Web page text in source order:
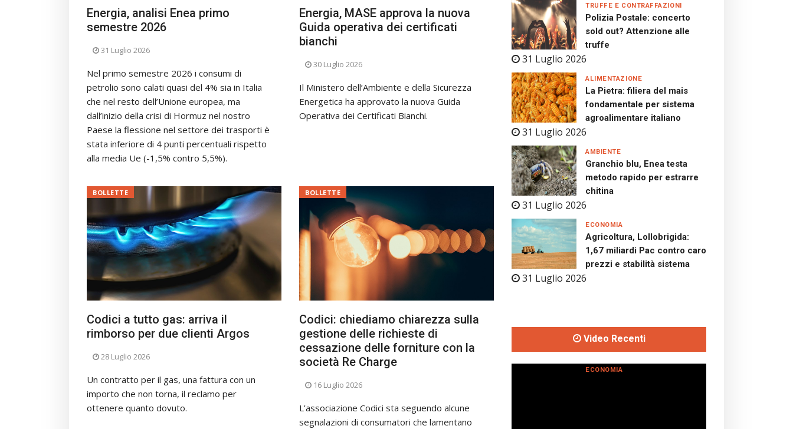
Energia, analisi Enea primo
semestre 2026
31 Luglio 2026
Nel primo semestre 2026 i consumi di
petrolio sono calati quasi del 4% sia in Italia
che nel resto dell’Unione europea, ma
dall’inizio della crisi di Hormuz nel nostro
Paese la flessione nel settore dei trasporti è
stata inferiore di 4 punti percentuali rispetto
alla media Ue (-1,5% contro 5,5%).
Energia, MASE approva la nuova
Guida operativa dei certificati
bianchi
30 Luglio 2026
Il Ministero dell’Ambiente e della Sicurezza
Energetica ha approvato la nuova Guida
Operativa dei Certificati Bianchi.
Codici a tutto gas: arriva il
rimborso per due clienti Argos
BOLLETTE
28 Luglio 2026
Un contratto per il gas, una fattura con un
importo che non torna, il reclamo per
ottenere quanto dovuto.
Codici: chiediamo chiarezza sulla
gestione delle richieste di
cessazione delle forniture con la
società Re Charge
BOLLETTE
16 Luglio 2026
L’associazione Codici sta seguendo alcune
segnalazioni di consumatori che lamentano
Polizia Postale: concerto
sold out? Attenzione alle
truffe
31 Luglio 2026
TRUFFE E CONTRAFFAZIONI
La Pietra: filiera del mais
fondamentale per sistema
agroalimentare italiano
31 Luglio 2026
ALIMENTAZIONE
Granchio blu, Enea testa
metodo rapido per estrarre
chitina
31 Luglio 2026
AMBIENTE
Agricoltura, Lollobrigida:
1,67 miliardi Pac contro caro
prezzi e stabilità sistema
31 Luglio 2026
ECONOMIA
Video Recenti
ECONOMIA